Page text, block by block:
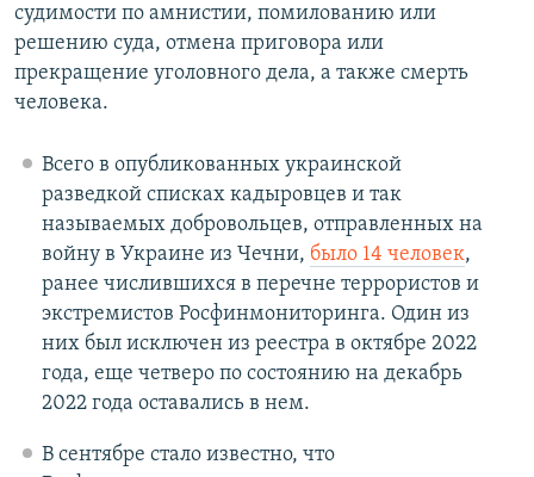
судимости по амнистии, помилованию или
решению суда, отмена приговора или
прекращение уголовного дела, а также смерть
человека.
Всего в опубликованных украинской
разведкой списках кадыровцев и так
называемых добровольцев, отправленных на
войну в Украине из Чечни, было 14 человек,
ранее числившихся в перечне террористов и
экстремистов Росфинмониторинга. Один из
них был исключен из реестра в октябре 2022
года, еще четверо по состоянию на декабрь
2022 года оставались в нем.
В сентябре стало известно, что